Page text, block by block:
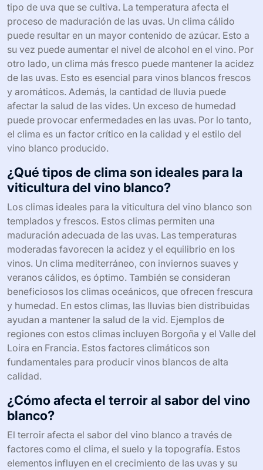
tipo de uva que se cultiva. La temperatura afecta el
proceso de maduración de las uvas. Un clima cálido
puede resultar en un mayor contenido de azúcar. Esto a
su vez puede aumentar el nivel de alcohol en el vino. Por
otro lado, un clima más fresco puede mantener la acidez
de las uvas. Esto es esencial para vinos blancos frescos
y aromáticos. Además, la cantidad de lluvia puede
afectar la salud de las vides. Un exceso de humedad
puede provocar enfermedades en las uvas. Por lo tanto,
el clima es un factor crítico en la calidad y el estilo del
vino blanco producido.
¿Qué tipos de clima son ideales para la
viticultura del vino blanco?
Los climas ideales para la viticultura del vino blanco son
templados y frescos. Estos climas permiten una
maduración adecuada de las uvas. Las temperaturas
moderadas favorecen la acidez y el equilibrio en los
vinos. Un clima mediterráneo, con inviernos suaves y
veranos cálidos, es óptimo. También se consideran
beneficiosos los climas oceánicos, que ofrecen frescura
y humedad. En estos climas, las lluvias bien distribuidas
ayudan a mantener la salud de la vid. Ejemplos de
regiones con estos climas incluyen Borgoña y el Valle del
Loira en Francia. Estos factores climáticos son
fundamentales para producir vinos blancos de alta
calidad.
¿Cómo afecta el terroir al sabor del vino
blanco?
El terroir afecta el sabor del vino blanco a través de
factores como el clima, el suelo y la topografía. Estos
elementos influyen en el crecimiento de las uvas y su